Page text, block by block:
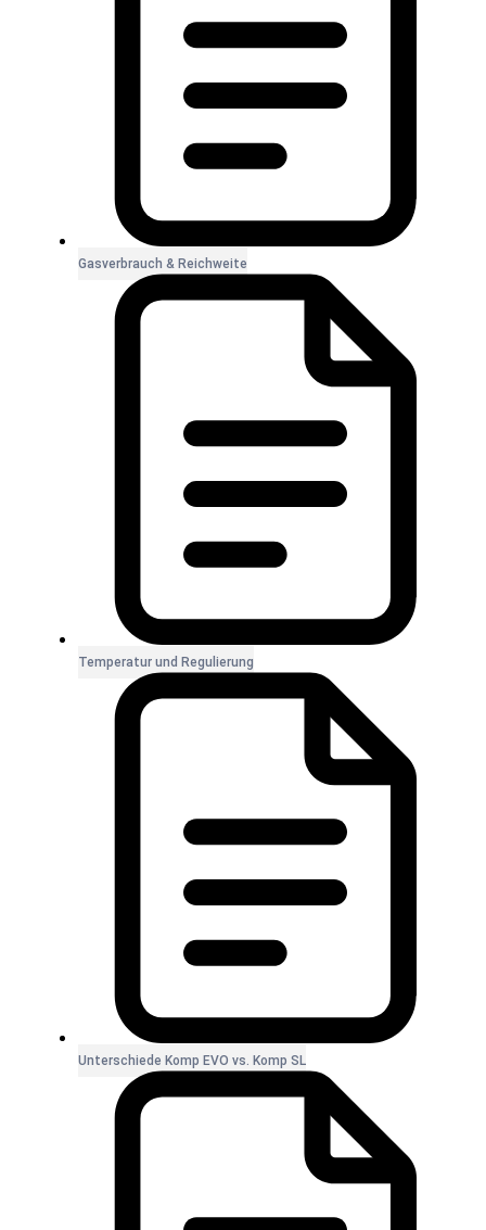
Gasverbrauch & Reichweite
Temperatur und Regulierung
Unterschiede Komp EVO vs. Komp SL